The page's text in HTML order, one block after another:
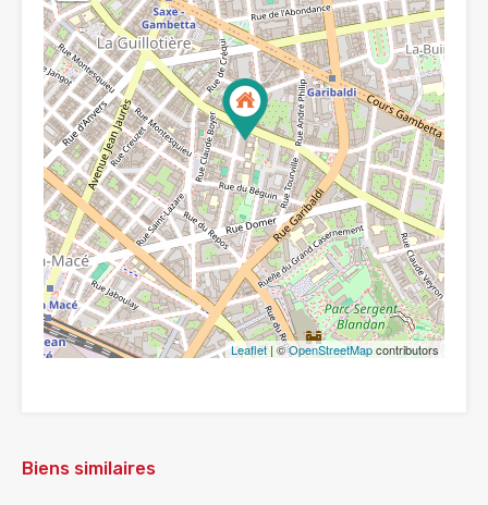
Leaflet | ©OpenStreetMapcontributors
Biens similaires